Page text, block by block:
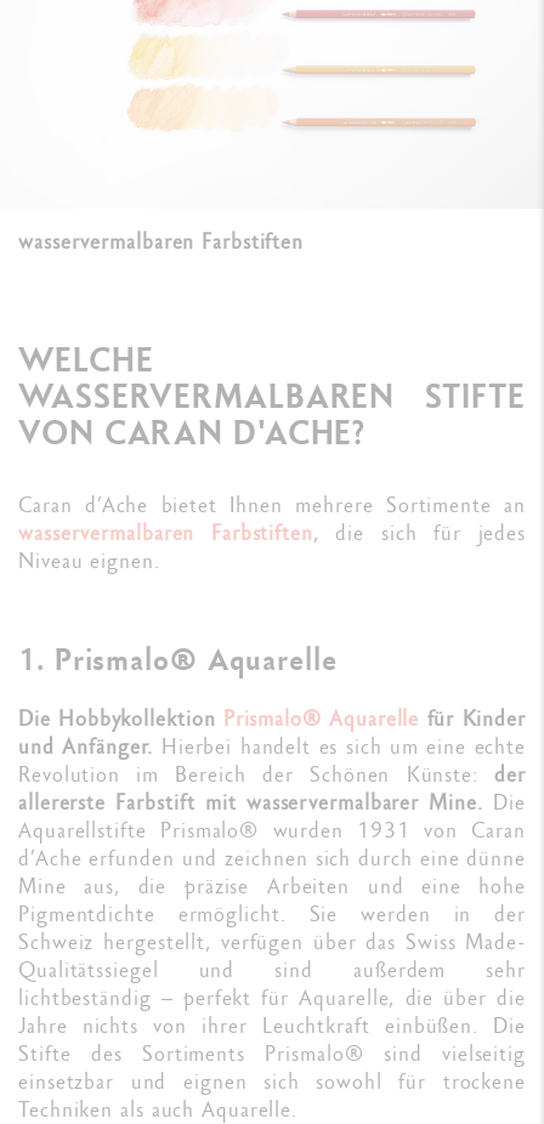
wasservermalbaren Farbstiften
WELCHE
WASSERVERMALBAREN STIFTE
VON CARAN D'ACHE?
Caran d’Ache bietet Ihnen mehrere Sortimente an
wasservermalbaren Farbstiften, die sich für jedes
Niveau eignen.
1. Prismalo® Aquarelle
Die Hobbykollektion Prismalo® Aquarelle für Kinder
und Anfänger. Hierbei handelt es sich um eine echte
Revolution im Bereich der Schönen Künste:der
allererste Farbstift mit wasservermalbarer Mine. Die
Aquarellstifte Prismalo® wurden 1931 von Caran
d’Ache erfunden und zeichnen sich durch eine dünne
Mine aus, die präzise Arbeiten und eine hohe
Pigmentdichte ermöglicht. Sie werden in der
Schweiz hergestellt, verfügen über das Swiss Made-
Qualitätssiegel und sind außerdem sehr
lichtbeständig – perfekt für Aquarelle, die über die
Jahre nichts von ihrer Leuchtkraft einbüßen. Die
Stifte des Sortiments Prismalo® sind vielseitig
einsetzbar und eignen sich sowohl für trockene
Techniken als auch Aquarelle.